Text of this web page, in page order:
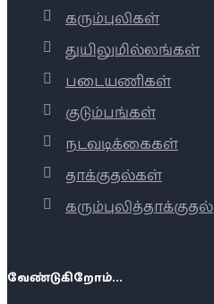
கரும்புலிகள்
துயிலுமில்லங்கள்
படையணிகள்
குடும்பங்கள்
நடவடிக்கைகள்
தாக்குதல்கள்
கரும்புலித்தாக்குதல்
வேண்டுகிறோம்...